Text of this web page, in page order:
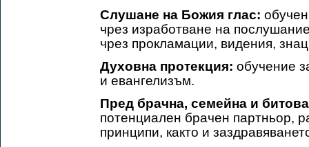
Слушане на Божия глас:
чрез изработване на
чрез прокламации, видения,
Духовна протекция: обучение
и евангелизъм.
Пред брачна, семейна и
потенциален брачен партньор,
принципи, както и